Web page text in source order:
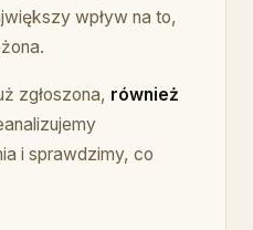
wpływ na to,
zgłoszona, również
i sprawdzimy, co